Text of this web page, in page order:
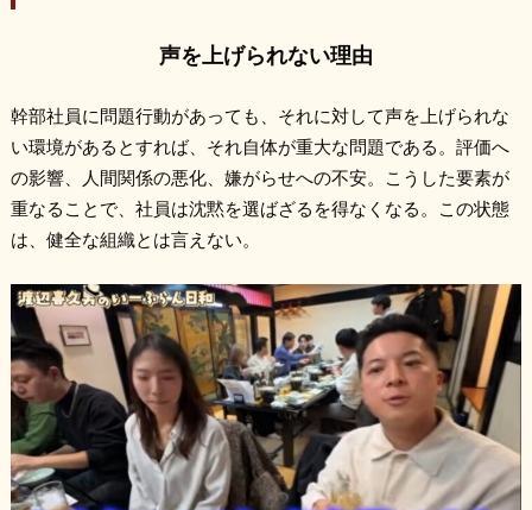
声を上げられない理由
幹部社員に問題行動があっても、それに対して声を上げられな
い環境があるとすれば、それ自体が重大な問題である。評価へ
の影響、人間関係の悪化、嫌がらせへの不安。こうした要素が
重なることで、社員は沈黙を選ばざるを得なくなる。この状態
は、健全な組織とは言えない。